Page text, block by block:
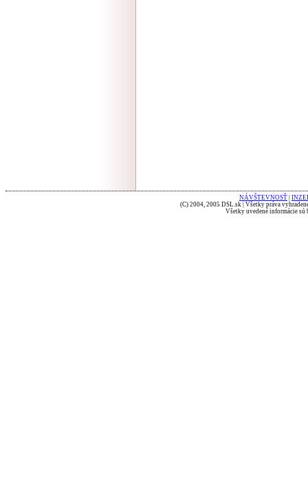
NÁVŠTEVNOSŤ
(C) 2004, 2005 DSL.sk | Všetky práva
Všetky uvedené informácie sú